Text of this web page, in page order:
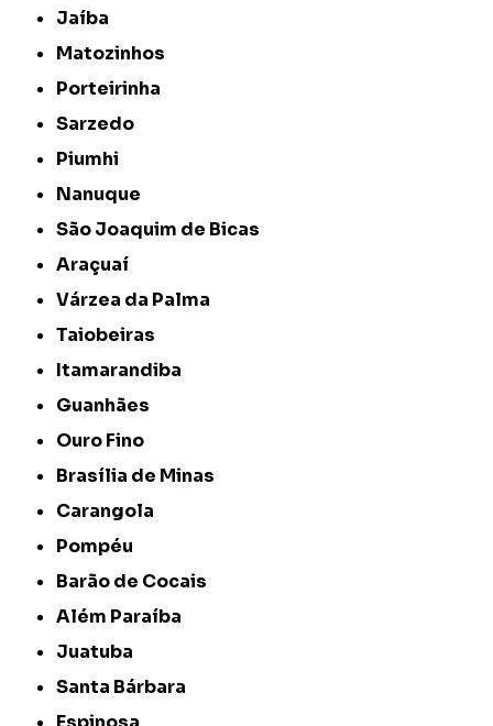
Jaíba
Matozinhos
Porteirinha
Sarzedo
Piumhi
Nanuque
São Joaquim de Bicas
Araçuaí
Várzea da Palma
Taiobeiras
Itamarandiba
Guanhães
Ouro Fino
Brasília de Minas
Carangola
Pompéu
Barão de Cocais
Além Paraíba
Juatuba
Santa Bárbara